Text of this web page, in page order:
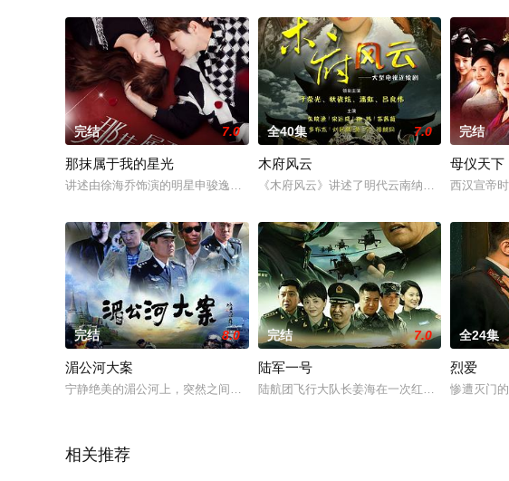
完结 7.0
那抹属于我的星光
讲述由徐海乔饰演的明星申骏逸和孟子义饰演的学霸助理苏颜，在娱乐圈的浮浮沉沉
全40集 7.0
木府风云
《木府风云》讲述了明代云南纳西木氏土司在
完结
母仪天下
西汉宣帝
完结 8.0
湄公河大案
宁静绝美的湄公河上，突然之间枪声大作。中国商船“远平号”与“兴盛号”的船员全部失
完结 7.0
陆军一号
陆航团飞行大队长姜海在一次红蓝演习中坚持
全24集
烈爱
惨遭灭门
相关推荐